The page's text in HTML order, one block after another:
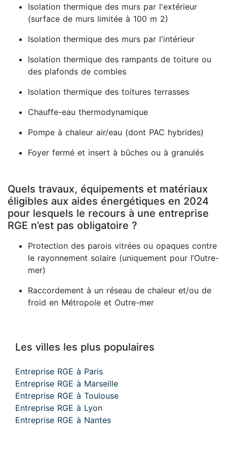
Isolation thermique des murs par l'extérieur
(surface de murs limitée à 100 m 2)
Isolation thermique des murs par l'intérieur
Isolation thermique des rampants de toiture ou
des plafonds de combles
Isolation thermique des toitures terrasses
Chauffe-eau thermodynamique
Pompe à chaleur air/eau (dont PAC hybrides)
Foyer fermé et insert à bûches ou à granulés
Quels travaux, équipements et matériaux
éligibles aux aides énergétiques en 2024
pour lesquels le recours à une entreprise
RGE n’est pas obligatoire ?
Protection des parois vitrées ou opaques contre
le rayonnement solaire (uniquement pour l’Outre-
mer)
Raccordement à un réseau de chaleur et/ou de
froid en Métropole et Outre-mer
Les villes les plus populaires
Entreprise RGE à Paris
Entreprise RGE à Marseille
Entreprise RGE à Toulouse
Entreprise RGE à Lyon
Entreprise RGE à Nantes